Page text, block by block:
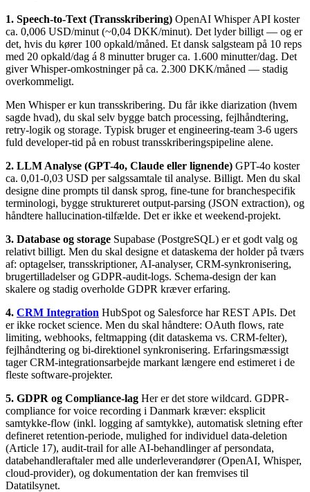
1. Speech-to-Text (Transskribering) OpenAI Whisper API koster
ca. 0,006 USD/minut (~0,04 DKK/minut). Det lyder billigt — og er
det, hvis du kører 100 opkald/måned. Et dansk salgsteam på 10 reps
med 20 opkald/dag á 8 minutter bruger ca. 1.600 minutter/dag. Det
giver Whisper-omkostninger på ca. 2.300 DKK/måned — stadig
overkommeligt.
Men Whisper er kun transskribering. Du får ikke diarization (hvem
sagde hvad), du skal selv bygge batch processing, fejlhåndtering,
retry-logik og storage. Typisk bruger et engineering-team 3-6 ugers
fuld developer-tid på en robust transskriberingspipeline alene.
2. LLM Analyse (GPT-4o, Claude eller lignende) GPT-4o koster
ca. 0,01-0,03 USD per salgssamtale til analyse. Billigt. Men du skal
designe dine prompts til dansk sprog, fine-tune for branchespecifik
terminologi, bygge struktureret output-parsing (JSON extraction), og
håndtere hallucination-tilfælde. Det er ikke et weekend-projekt.
3. Database og storage Supabase (PostgreSQL) er et godt valg og
relativt billigt. Men du skal designe et dataskema der holder på tværs
af: optagelser, transskriptioner, AI-analyser, CRM-synkronisering,
brugertilladelser og GDPR-audit-logs. Schema-design der kan
skalere og stadig overholde GDPR kræver erfaring.
4. CRM Integration HubSpot og Salesforce har REST APIs. Det
er ikke rocket science. Men du skal håndtere: OAuth flows, rate
limiting, webhooks, feltmapping (dit dataskema vs. CRM-felter),
fejlhåndtering og bi-direktionel synkronisering. Erfaringsmæssigt
tager CRM-integrationsarbejde markant længere end estimeret i de
fleste software-projekter.
5. GDPR og Compliance-lag Her er det store wildcard. GDPR-
compliance for voice recording i Danmark kræver: eksplicit
samtykke-flow (inkl. logging af samtykke), automatisk sletning efter
defineret retention-periode, mulighed for individuel data-deletion
(Article 17), audit-trail for alle AI-behandlinger af persondata,
databehandleraftaler med alle underleverandører (OpenAI, Whisper,
cloud-provider), og dokumentation der kan fremvises til
Datatilsynet.